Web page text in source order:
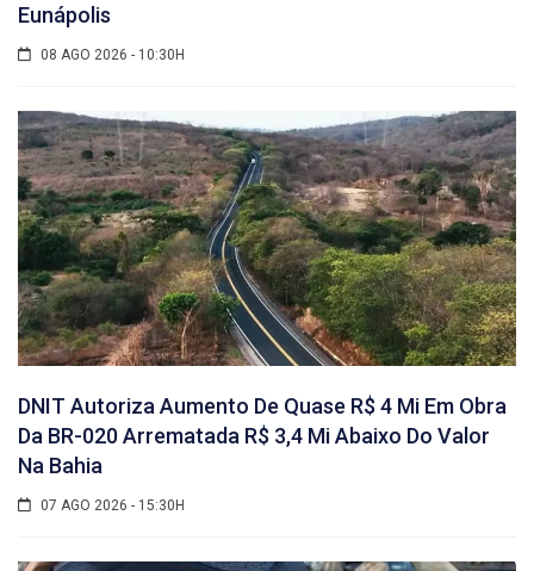
Eunápolis
08 AGO 2026 - 10:30H
DNIT Autoriza Aumento De Quase R$ 4 Mi Em Obra
Da BR-020 Arrematada R$ 3,4 Mi Abaixo Do Valor
Na Bahia
07 AGO 2026 - 15:30H